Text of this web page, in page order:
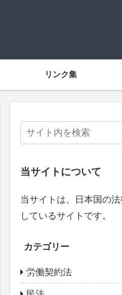
リンク集
当サイトについて
当サイトは、日本国の
しているサイトです。
カテゴリー
労働契約法